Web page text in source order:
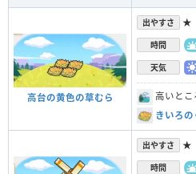
高台の黄色の草むら
出やすさ ★
時間
天気
高いとこ
きいろの
出やすさ ★
時間